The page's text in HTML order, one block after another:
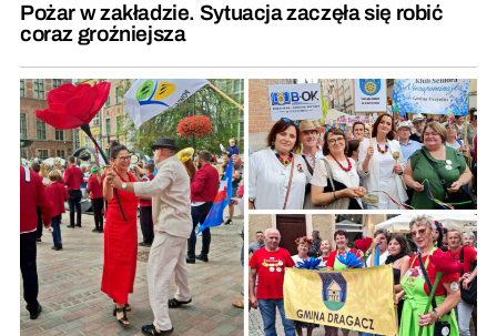
Pożar w zakładzie. Sytuacja zaczęła się robić
coraz groźniejsza